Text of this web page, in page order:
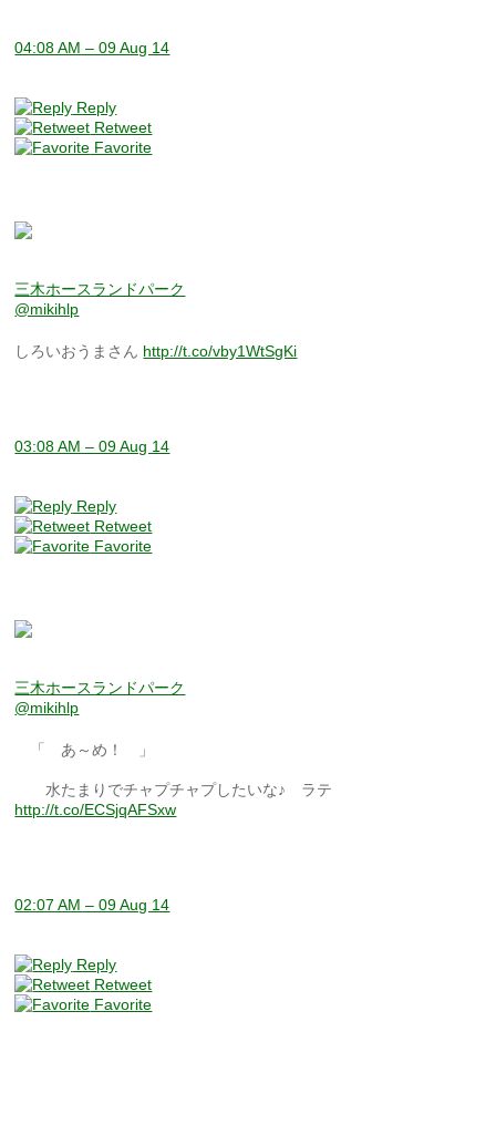
04:08 AM – 09 Aug 14
Reply
Retweet
Favorite
三木ホースランドパーク
@mikihlp
しろいおうまさん http://t.co/vby1WtSgKi
03:08 AM – 09 Aug 14
Reply
Retweet
Favorite
三木ホースランドパーク
@mikihlp
「 あ～め！ 」
水たまりでチャプチャプしたいな♪ ラテ
http://t.co/ECSjqAFSxw
02:07 AM – 09 Aug 14
Reply
Retweet
Favorite